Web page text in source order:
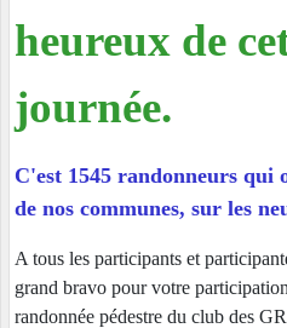
heureux de
journée.
C'est 1545 randonneurs qui
de nos communes, sur les
A tous les participants et
grand bravo pour votre
randonnée pédestre du club des